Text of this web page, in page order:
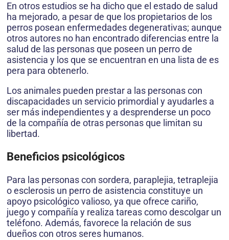
En otros estudios se ha dicho que el estado de salud
ha mejorado, a pesar de que los propietarios de los
perros posean enfermedades degenerativas; aunque
otros autores no han encontrado diferencias entre la
salud de las personas que poseen un perro de
asistencia y los que se encuentran en una lista de es
pera para obtenerlo.
Los animales pueden prestar a las personas con
discapacidades un servicio primordial y ayudarles a
ser más independientes y a desprenderse un poco
de la compañía de otras personas que limitan su
libertad.
Beneficios psicológicos
Para las personas con sordera, paraplejia, tetraplejia
o esclerosis un perro de asistencia constituye un
apoyo psicológico valioso, ya que ofrece cariño,
juego y compañía y realiza tareas como descolgar un
teléfono. Además, favorece la relación de sus
dueños con otros seres humanos.